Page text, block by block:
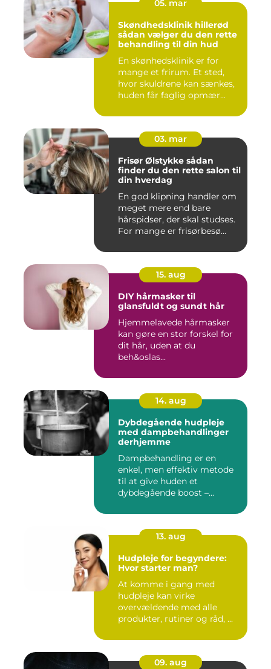
05. mar
Skøndhedsklinik hillerød
sådan vælger du den rette
behandling til din hud
En skønhedsklinik er for
mange et frirum. Et sted,
hvor skuldrene kan sænkes,
huden får faglig opmær...
03. mar
Frisør Ølstykke sådan
finder du den rette salon til
din hverdag
En god klipning handler om
meget mere end bare
hårspidser, der skal studses.
For mange er frisørbesø...
15. aug
DIY hårmasker til
glansfuldt og sundt hår
Hjemmelavede hårmasker
kan gøre en stor forskel for
dit hår, uden at du
beh&oslas...
14. aug
Dybdegående hudpleje
med dampbehandlinger
derhjemme
Dampbehandling er en
enkel, men effektiv metode
til at give huden et
dybdegående boost –...
13. aug
Hudpleje for begyndere:
Hvor starter man?
At komme i gang med
hudpleje kan virke
overvældende med alle
produkter, rutiner og råd, ...
09. aug